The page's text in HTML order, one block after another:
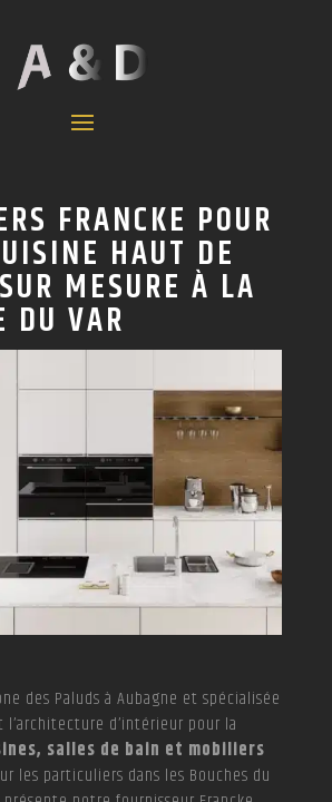
FRANCKE POUR
HAUT DE
MESURE À LA
DU VAR
des Paluds à Aubagne et spécialisée
l’architecture d’intérieur pour la
salles de bain et mobiliers
les particuliers dans les Bouches du